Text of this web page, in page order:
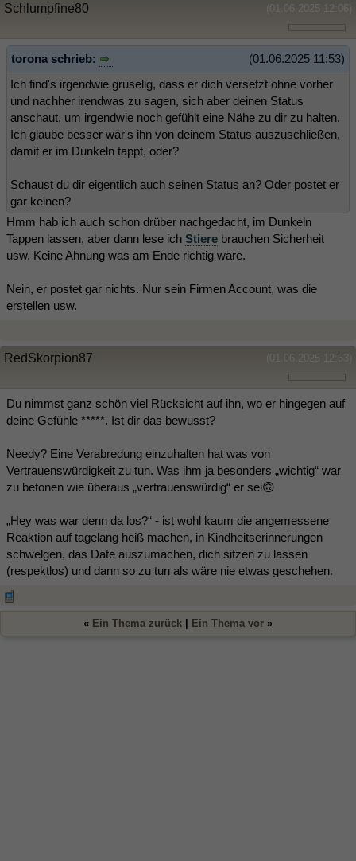
(01.06.2025 12:06)
Schlumpfine80
(01.06.2025 11:53)
torona schrieb:
Ich find's irgendwie gruselig, dass er dich versetzt ohne vorher
und nachher irendwas zu sagen, sich aber deinen Status
anschaut, um irgendwie noch gefühlt eine Nähe zu dir zu halten.
Ich glaube besser wär's ihn von deinem Status auszuschließen,
damit er im Dunkeln tappt, oder?
Schaust du dir eigentlich auch seinen Status an? Oder postet er
gar keinen?
Hmm hab ich auch schon drüber nachgedacht, im Dunkeln
Tappen lassen, aber dann lese ich Stiere brauchen Sicherheit
usw. Keine Ahnung was am Ende richtig wäre.
Nein, er postet gar nichts. Nur sein Firmen Account, was die
erstellen usw.
(01.06.2025 12:53)
RedSkorpion87
Du nimmst ganz schön viel Rücksicht auf ihn, wo er hingegen auf
deine Gefühle *****. Ist dir das bewusst?
Needy? Eine Verabredung einzuhalten hat was von
Vertrauenswürdigkeit zu tun. Was ihm ja besonders „wichtig“ war
zu betonen wie überaus „vertrauenswürdig“ er sei🙃
„Hey was war denn da los?“ - ist wohl kaum die angemessene
Reaktion auf tagelang heiß machen, in Kindheitserinnerungen
schwelgen, das Date auszumachen, dich sitzen zu lassen
(respektlos) und dann so zu tun als wäre nie etwas geschehen.
« Ein Thema zurück Ein Thema vor »